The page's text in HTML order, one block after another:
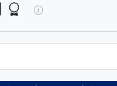
精益飛駒